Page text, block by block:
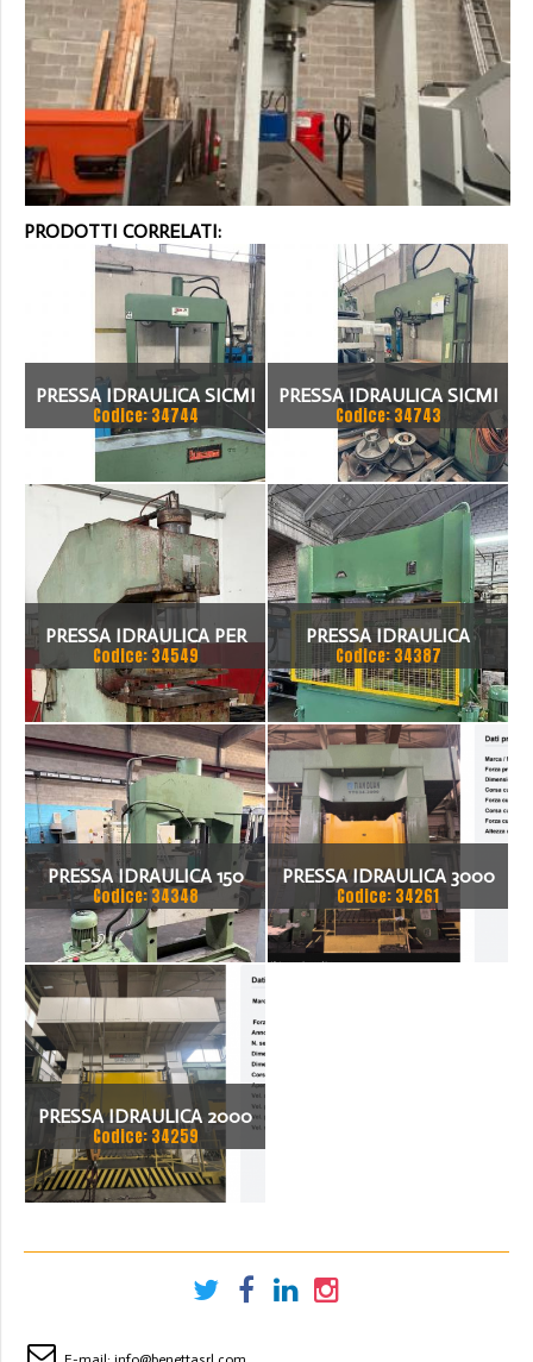
PRODOTTI CORRELATI:
PRESSA IDRAULICA SICMI
PISTONE FISSO 70 TON
Codice: 34744
PRESSA IDRAULICA SICMI
CON PISTONE MOBILE 100
TON
Codice: 34743
PRESSA IDRAULICA PER
SAGOMARE GIGANT, TON
200
Codice: 34549
PRESSA IDRAULICA
BIGNOZZI 160 TON
Codice: 34387
PRESSA IDRAULICA 150
TON
Codice: 34348
PRESSA IDRAULICA 3000
TON - TIAN DUAN YTC34-
3000
Codice: 34261
PRESSA IDRAULICA 2000
TON - RAVNE PRESSES
SH4-2000
Codice: 34259